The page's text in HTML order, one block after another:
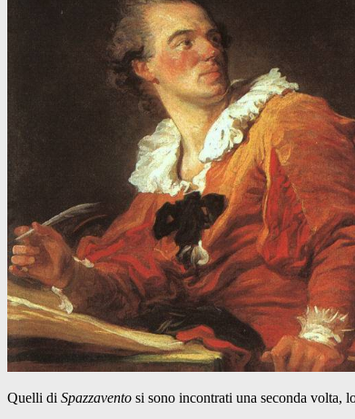
Quelli di Spazzavento si sono incontrati una seconda volta,